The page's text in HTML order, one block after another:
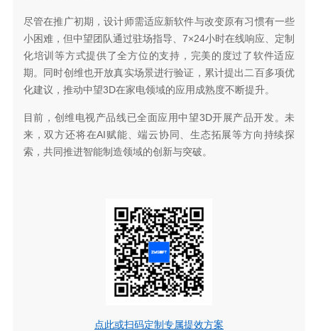
尽管在推广初期，设计师需适应新软件与改变原有习惯有一些
小困难，但中望团队通过驻场指导、7×24小时在线响应、定制
化培训等方式提供了全方位的支持，完美的度过了软件适应
期。同时创维也开放真实场景进行验证，累计提出 二百多项优
化建议 ，推动中望3D在家电领域的应用成熟度不断提升。
目前，创维电视产品线已全面应用中望3D开展产品开发。未
来，双方还将在AI赋能、端云协同、生态拓展等方向持续探
索，共同推进智能制造领域的创新与突破。
点此或扫码定制专属提效方案